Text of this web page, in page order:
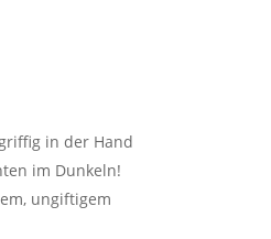
in der Hand
im Dunkeln!
ungiftigem